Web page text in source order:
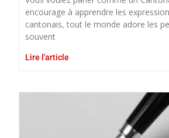
encourage à apprendre les
cantonais, tout le monde adore les
souvent
Lire l'article